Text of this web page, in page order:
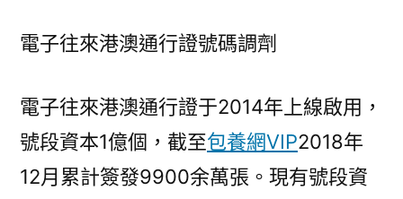
電子往來港澳通行證號碼調劑
電子往來港澳通行證于2014年上線啟用，
號段資本1億個，截至包養網VIP2018年
12月累計簽發9900余萬張。現有號段資